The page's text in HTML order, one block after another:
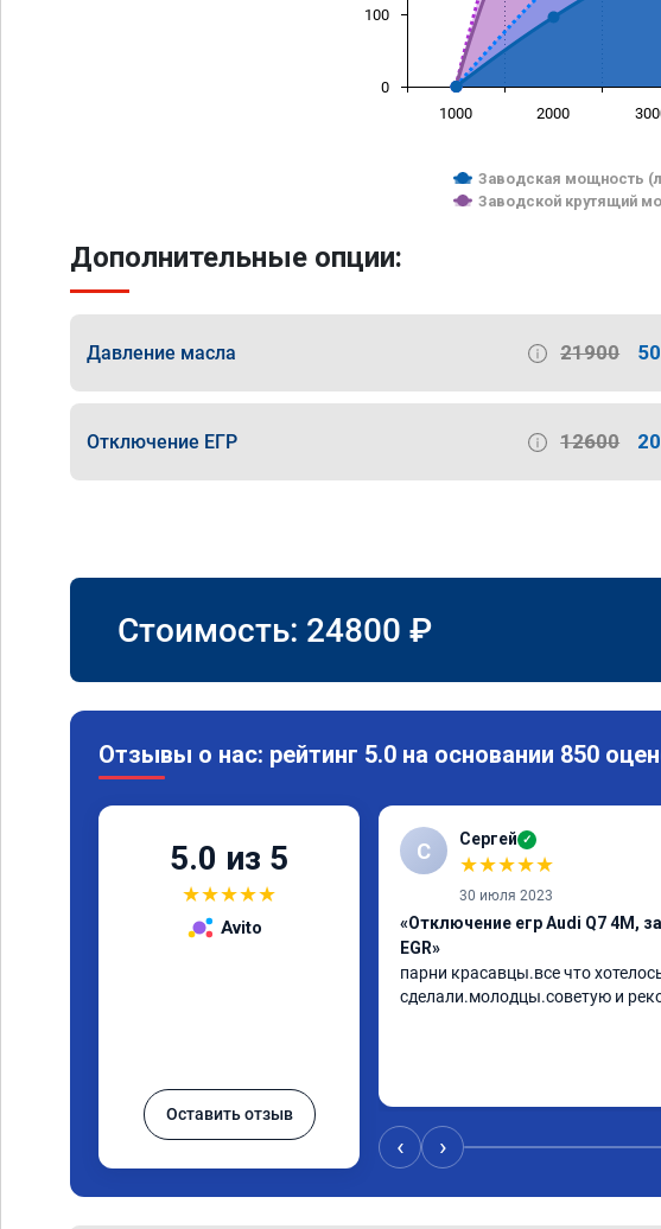
Заводская мощность
Заводской крутящий
1000 2000
0
100
Дополнительные опции:
Давление масла 21900
Отключение ЕГР 12600
Стоимость: 24800 ₽
Отзывы о нас: рейтинг 5.0 на основании 850
5.0 из 5
★★★★★
Avito
Оставить отзыв
С Сергей ✓
★★★★★
30 июля 2023
«Отключение егр Audi Q7 4M,
EGR»
парни красавцы.все что
сделали.молодцы.советую и
‹ ›